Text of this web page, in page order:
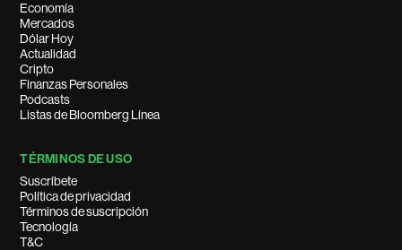
Economía
Mercados
Dólar Hoy
Actualidad
Cripto
Finanzas Personales
Podcasts
Listas de Bloomberg Línea
TÉRMINOS DE USO
Suscríbete
Política de privacidad
Términos de suscripción
Tecnología
T&C